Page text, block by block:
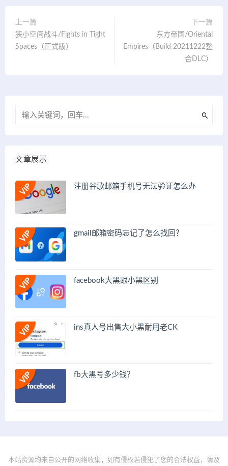
上一篇
狭小空间战斗/Fights in Tight
Spaces（正式版）
下一篇
东方帝国/Oriental
Empires（Build 20211222整
合DLC）
文章展示
注册谷歌邮箱手机号无法验证怎么办
gmail邮箱密码忘记了怎么找回？
facebook大黑跟小黑区别
ins真人号出售大小黑耐用老CK
fb大黑号多少钱？
本站资源均来自公开的网络收集，如有侵权若侵犯了您的合法权益，请及